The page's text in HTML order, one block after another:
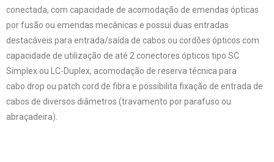
conectada, com capacidade de acomodação de emendas ópticas
por fusão ou emendas mecânicas e possui duas entradas
destacáveis para entrada/saída de cabos ou cordões ópticos com
capacidade de utilização de até 2 conectores ópticos tipo SC
Simplex ou LC-Duplex, acomodação de reserva técnica para
cabo drop ou patch cord de fibra e possibilita fixação de entrada de
cabos de diversos diâmetros (travamento por parafuso ou
abraçadeira).